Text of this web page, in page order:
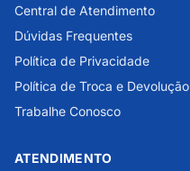
Central de Atendimento
Dúvidas Frequentes
Política de Privacidade
Política de Troca e Devolução
Trabalhe Conosco
ATENDIMENTO